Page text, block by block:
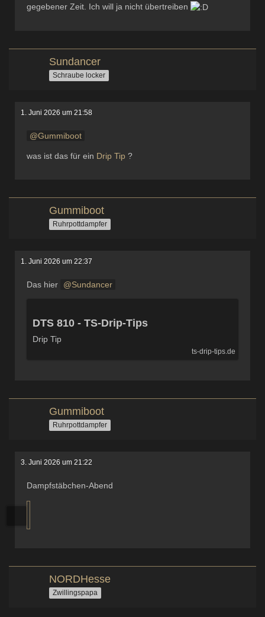
gegebener Zeit. Ich will ja nicht übertreiben
Sundancer
Schraube locker
1. Juni 2026 um 21:58
Gummiboot
was ist das für ein Drip Tip ?
Gummiboot
Ruhrpottdampfer
1. Juni 2026 um 22:37
Das hier Sundancer
DTS 810 - TS-Drip-Tips
Drip Tip
ts-drip-tips.de
Gummiboot
Ruhrpottdampfer
3. Juni 2026 um 21:22
Dampfstäbchen-Abend
NORDHesse
Zwillingspapa